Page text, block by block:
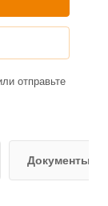
отправьте
Документы и